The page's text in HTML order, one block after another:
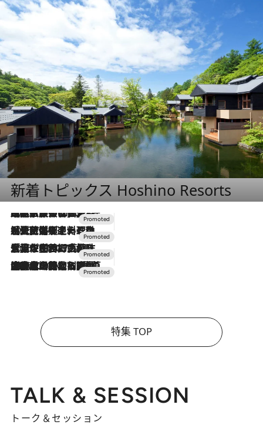
新着トピックス Hoshino Resorts
2026.7.31
【ホテル帰省】という選択肢をOMOが提案。家族とほどよい距離を保つには「昼は実家、夜は気兼ねなくホテルで！」
2026.7.24
【夏限定ディナーコース】旬を迎える稚鮎や花ズッキーニなどをイタリア・トスカーナの郷土料理の手法で満喫！
2026.7.17
「土佐和ハーブかき氷」がOMO7高知に登場！生姜、山椒、大葉など目にも舌にも涼を呼ぶ郷土の味
2026.7.10
NEW OPEN！【界 草津】名湯の地に誕生。趣の異なる2種の温泉と上州ならではの会席・蕎麦割烹など美食を味わう究極の癒やし旅
特集 TOP
TALK & SESSION
トーク＆セッション